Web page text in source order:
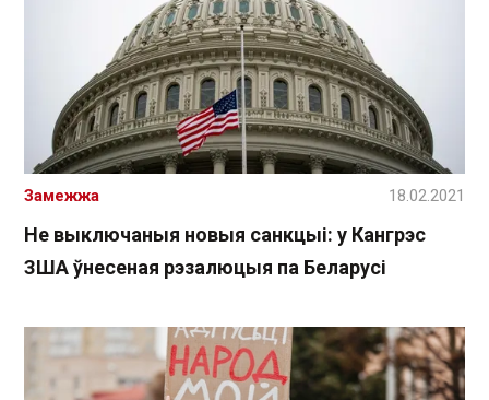
Не выключаныя новыя санкцыі: у Кангрэс
ЗША ўнесеная рэзалюцыя па Беларусі
Замежжа 18.02.2021